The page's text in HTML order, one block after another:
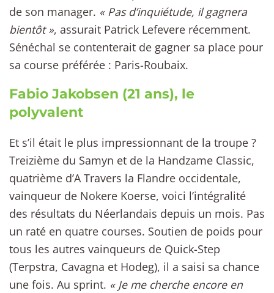
de son manager. « Pas d’inquiétude, il gagnera
bientôt », assurait Patrick Lefevere récemment.
Sénéchal se contenterait de gagner sa place pour
sa course préférée : Paris-Roubaix.
Fabio Jakobsen (21 ans), le
polyvalent
Et s’il était le plus impressionnant de la troupe ?
Treizième du Samyn et de la Handzame Classic,
quatrième d’A Travers la Flandre occidentale,
vainqueur de Nokere Koerse, voici l’intégralité
des résultats du Néerlandais depuis un mois. Pas
un raté en quatre courses. Soutien de poids pour
tous les autres vainqueurs de Quick-Step
(Terpstra, Cavagna et Hodeg), il a saisi sa chance
une fois. Au sprint. « Je me cherche encore en